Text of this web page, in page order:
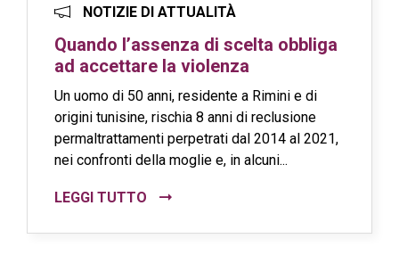
NOTIZIE DI ATTUALITÀ
Quando l’assenza di scelta obbliga
ad accettare la violenza
Un uomo di 50 anni, residente a Rimini e di
origini tunisine, rischia 8 anni di reclusione
permaltrattamenti perpetrati dal 2014 al 2021,
nei confronti della moglie e, in alcuni...
LEGGI TUTTO